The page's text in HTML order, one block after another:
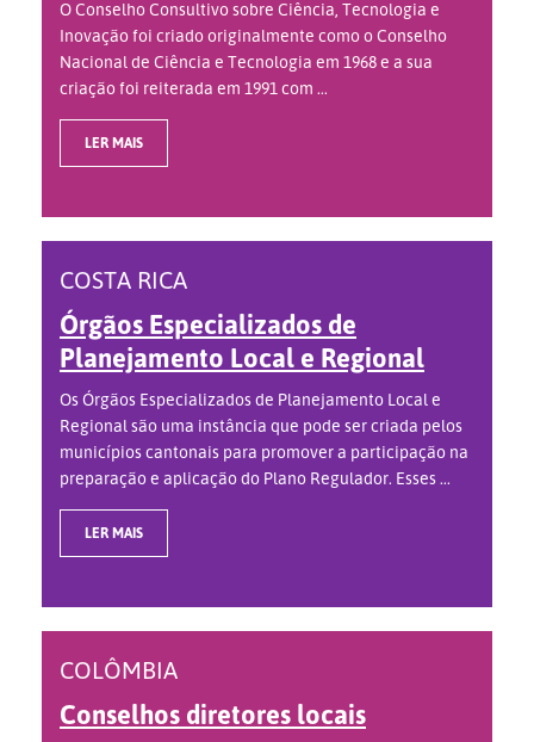
O Conselho Consultivo sobre Ciência, Tecnologia e
Inovação foi criado originalmente como o Conselho
Nacional de Ciência e Tecnologia em 1968 e a sua
criação foi reiterada em 1991 com ...
LER MAIS
COSTA RICA
Órgãos Especializados de
Planejamento Local e Regional
Os Órgãos Especializados de Planejamento Local e
Regional são uma instância que pode ser criada pelos
municípios cantonais para promover a participação na
preparação e aplicação do Plano Regulador. Esses ...
LER MAIS
COLÔMBIA
Conselhos diretores locais